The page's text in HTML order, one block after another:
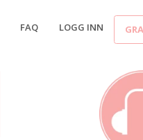
FAQ LOGG INN